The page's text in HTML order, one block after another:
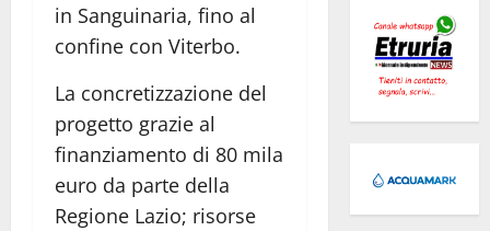
in Sanguinaria, fino al
confine con Viterbo.
La concretizzazione del
progetto grazie al
finanziamento di 80 mila
euro da parte della
Regione Lazio; risorse